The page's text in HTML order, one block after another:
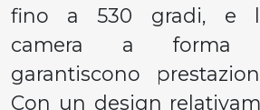
fino a 530 gradi, e
camera a forma
garantiscono
Con un design